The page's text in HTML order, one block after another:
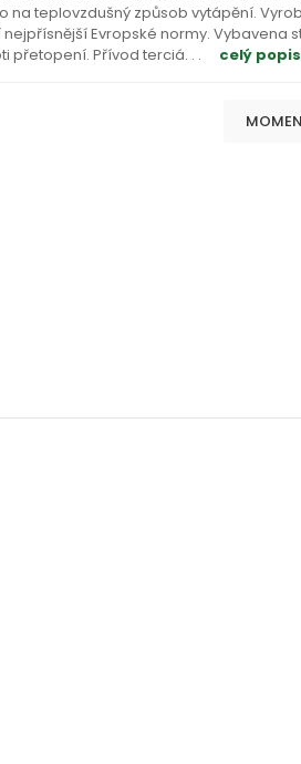
teplovzdušný způsob vytápění.
Evropské normy. Vybavena
přetopení. Přívod terciá. . . celý popis